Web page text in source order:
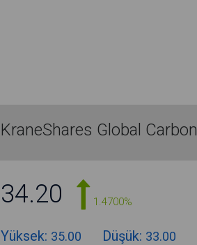
KraneShares Global Carbon
34.20 1.4700%
Yüksek: 35.00 Düşük: 33.00